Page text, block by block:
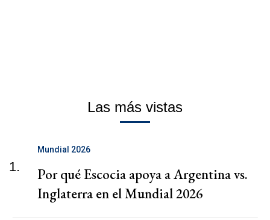
Las más vistas
1.
Mundial 2026
Por qué Escocia apoya a Argentina vs.
Inglaterra en el Mundial 2026